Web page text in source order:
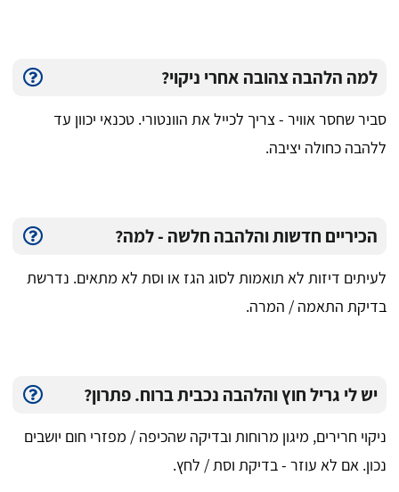
למה הלהבה צהובה אחרי ניקוי?
סביר שחסר אוויר - צריך לכייל את הוונטורי. טכנאי יכוון עד
ללהבה כחולה יציבה.
הכיריים חדשות והלהבה חלשה - למה?
לעיתים דיזות לא תואמות לסוג הגז או וסת לא מתאים. נדרשת
בדיקת התאמה / המרה.
יש לי גריל חוץ והלהבה נכבית ברוח. פתרון?
ניקוי חרירים, מיגון מרוחות ובדיקה שהכיפה / מפזרי חום יושבים
נכון. אם לא עוזר - בדיקת וסת / לחץ.